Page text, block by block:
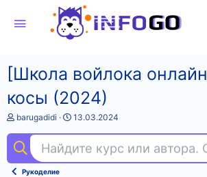
[Школа войлока
косы (2024)
А
т
о
т
barugadidi
Д
а
н
13.03.2024
Рукоделие